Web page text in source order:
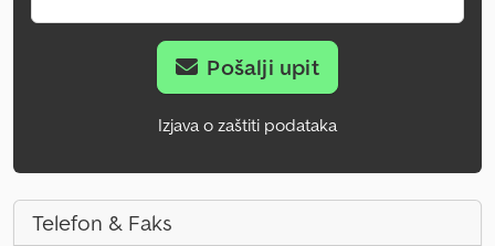
Pošalji upit
Izjava o zaštiti podataka
Telefon & Faks